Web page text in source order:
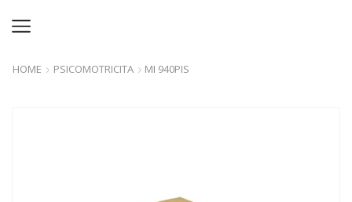
HOME PSICOMOTRICITA MI 940PIS